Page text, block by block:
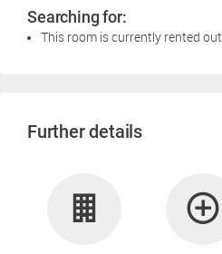
Searching for:
This room is currently rented out
Further details